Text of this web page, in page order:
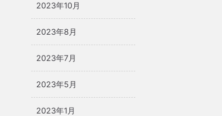
2023年10月
2023年8月
2023年7月
2023年5月
2023年1月